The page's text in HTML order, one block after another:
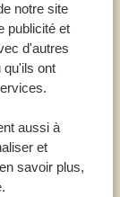
notre site
publicité et
d'autres
qu'ils ont
aussi à
et
savoir plus,
.
VOUS